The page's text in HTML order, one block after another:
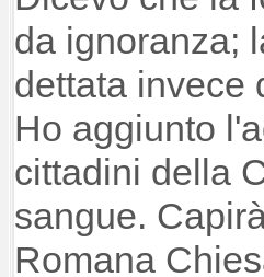
da ignoranza;
dettata invece
Ho aggiunto
cittadini della
sangue.
Romana